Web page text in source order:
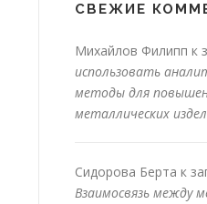
СВЕЖИЕ
Михайлов Филипп к
использовать
методы для
металлических
Сидорова Берта к
Взаимосвязь между